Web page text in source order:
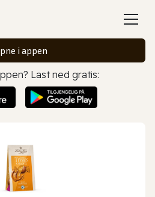
i appen
Last ned gratis: